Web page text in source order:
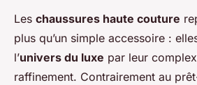
Les chaussures haute couture
plus qu’un simple accessoire :
l’univers du luxe par leur
raffinement. Contrairement au